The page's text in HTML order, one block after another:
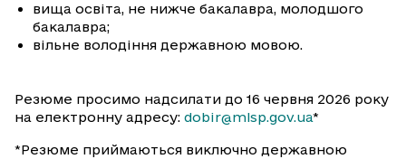
вища освіта, не нижче бакалавра, молодшого
бакалавра;
вільне володіння державною мовою.
Резюме просимо надсилати до 16 червня 2026 року
на електронну адресу: dobir@mlsp.gov.ua*
*Резюме приймаються виключно державною